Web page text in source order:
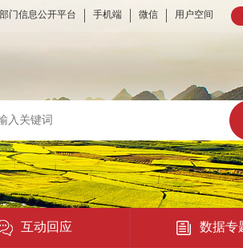
门信息公开平台 手机端 微信 用户空间
互动回应 数据专